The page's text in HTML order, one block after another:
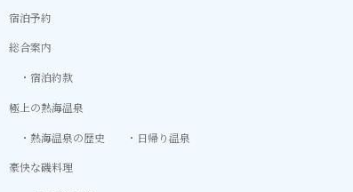
宿泊予約
総合案内
宿泊約款
極上の熱海温泉
熱海温泉の歴史
日帰り温泉
豪快な磯料理